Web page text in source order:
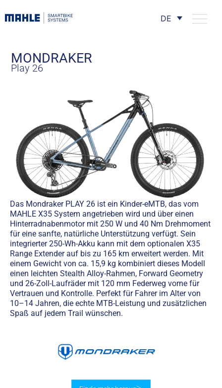
DE
MONDRAKER
Play 26
Das Mondraker PLAY 26 ist ein Kinder-eMTB, das vom
MAHLE X35 System angetrieben wird und über einen
Hinterradnabenmotor mit 250 W und 40 Nm Drehmoment
für eine sanfte, natürliche Unterstützung verfügt. Sein
integrierter 250-Wh-Akku kann mit dem optionalen X35
Range Extender auf bis zu 165 km erweitert werden. Mit
einem Gewicht von ca. 15,9 kg kombiniert dieses Modell
einen leichten Stealth Alloy-Rahmen, Forward Geometry
und 26-Zoll-Laufräder mit 120 mm Federweg vorne für
Vertrauen und Kontrolle. Perfekt für Fahrer im Alter von
10–14 Jahren, die echte MTB-Leistung und zusätzlichen
Spaß auf jedem Trail wünschen.